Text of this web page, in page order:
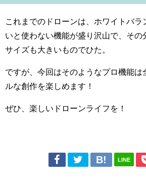
これまでのドローンは、ホワイトバラ
いと使わない機能が盛り沢山で、その
サイズも大きいものでひた。
ですが、今回はそのようなプロ機能は
ルな創作を楽しめます！
ぜひ、楽しいドローンライフを！
LINE